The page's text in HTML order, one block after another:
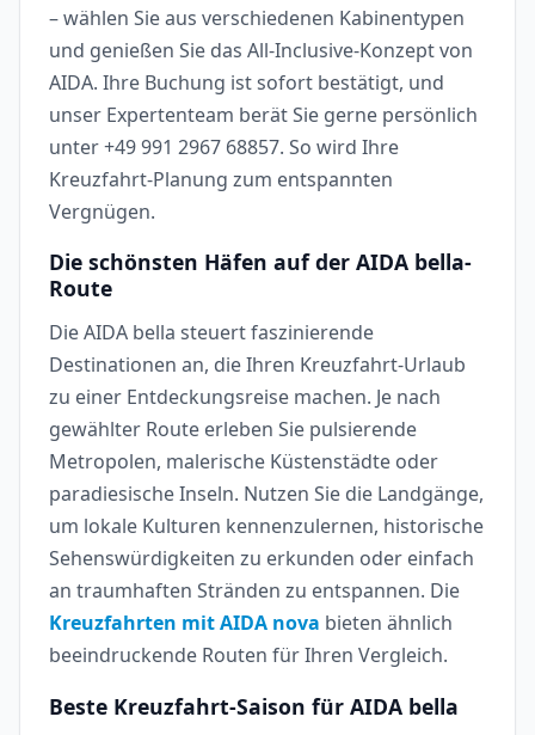
– wählen Sie aus verschiedenen Kabinentypen
und genießen Sie das All-Inclusive-Konzept von
AIDA. Ihre Buchung ist sofort bestätigt, und
unser Expertenteam berät Sie gerne persönlich
unter +49 991 2967 68857. So wird Ihre
Kreuzfahrt-Planung zum entspannten
Vergnügen.
Die schönsten Häfen auf der AIDA bella-
Route
Die AIDA bella steuert faszinierende
Destinationen an, die Ihren Kreuzfahrt-Urlaub
zu einer Entdeckungsreise machen. Je nach
gewählter Route erleben Sie pulsierende
Metropolen, malerische Küstenstädte oder
paradiesische Inseln. Nutzen Sie die Landgänge,
um lokale Kulturen kennenzulernen, historische
Sehenswürdigkeiten zu erkunden oder einfach
an traumhaften Stränden zu entspannen. Die
Kreuzfahrten mit AIDA nova bieten ähnlich
beeindruckende Routen für Ihren Vergleich.
Beste Kreuzfahrt-Saison für AIDA bella